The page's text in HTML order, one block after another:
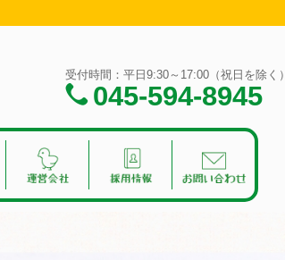
受付時間：平日9:30～17:00（祝日を除く）
045-594-8945